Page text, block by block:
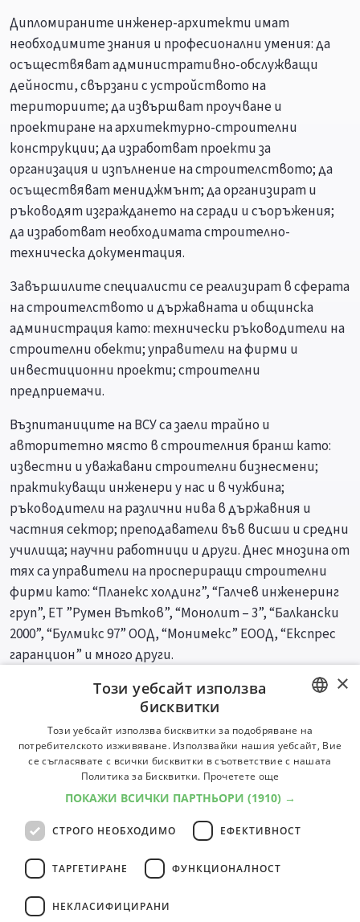
Дипломираните инженер-архитекти имат
необходимите знания и професионални умения: да
осъществяват административно-обслужващи
дейности, свързани с устройството на
териториите; да извършват проучване и
проектиране на архитектурно-строителни
конструкции; да изработват проекти за
организация и изпълнение на строителството; да
осъществяват мениджмънт; да организират и
ръководят изграждането на сгради и съоръжения;
да изработват необходимата строително-
техническа документация.
Завършилите специалисти се реализират в сферата
на строителството и държавната и общинска
администрация като: технически ръководители на
строителни обекти; управители на фирми и
инвестиционни проекти; строителни
предприемачи.
Възпитаниците на ВСУ са заели трайно и
авторитетно място в строителния бранш като:
известни и уважавани строителни бизнесмени;
практикуващи инженери у нас и в чужбина;
ръководители на различни нива в държавния и
частния сектор; преподаватели във висши и средни
училища; научни работници и други. Днес мнозина от
тях са управители на проспериращи строителни
фирми като: “Планекс холдинг”, “Галчев инженеринг
груп”, ЕТ ”Румен Вътков”, “Монолит – 3”, “Балкански
2000”, “Булмикс 97” ООД, “Монимекс” ЕООД, “Експрес
гаранцион” и много други.
Специалности Професии
BULGARIAN
ENGLISH
×
Този уебсайт използва
бисквитки
Този уебсайт използва бисквитки за подобряване на
потребителското изживяване. Използвайки нашия уебсайт, Вие
се съгласявате с всички бисквитки в съответствие с нашата
Политика за Бисквитки. Прочетете още
ПОКАЖИ ВСИЧКИ ПАРТНЬОРИ (1910) →
СТРОГО НЕОБХОДИМО ЕФЕКТИВНОСТ
ТАРГЕТИРАНЕ ФУНКЦИОНАЛНОСТ
НЕКЛАСИФИЦИРАНИ